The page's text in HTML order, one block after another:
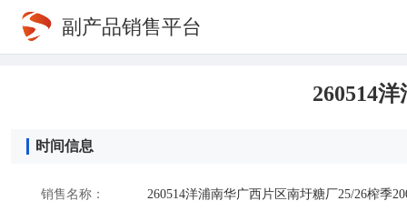
副产品销售平台
260514
时间信息
销售名称： 260514洋浦南华广西片区南圩糖厂25/26榨季